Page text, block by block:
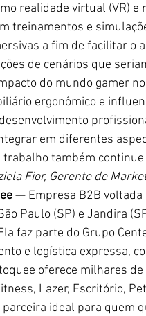
realidade virtual (VR)
treinamentos e
a fim de facilitar o
de cenários que
do mundo gamer
ergonômico e
em diferentes
trabalho também
Fior, Gerente de
— Empresa B2B
Paulo (SP) e Jandira
faz parte do Grupo
e logística expressa,
oferece milhares
Lazer, Escritório,
parceira ideal para quem